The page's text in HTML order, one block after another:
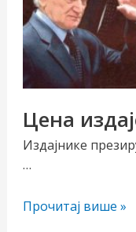
Цена
Издајнике
…
Цена
Прочитај више »